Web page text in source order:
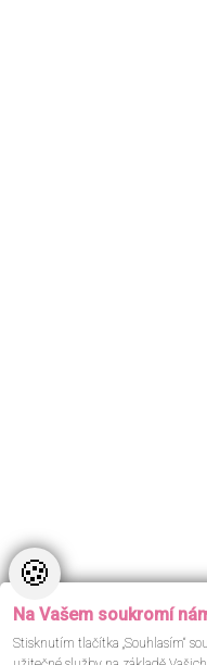
🍪
Na Vašem soukromí
Stisknutím tlačítka „Souhlasím“